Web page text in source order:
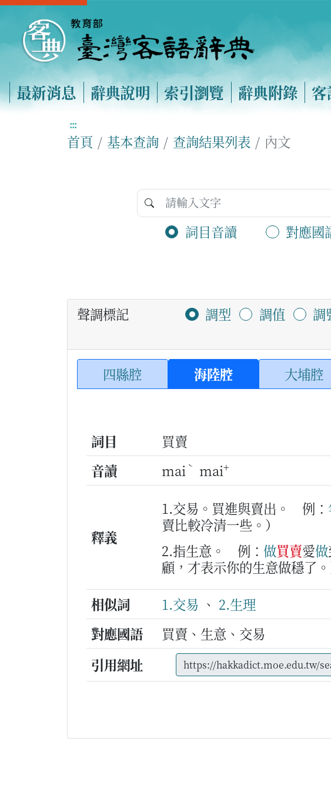
最新消息 辭典說明 索引瀏覽 辭典附錄
:::
首頁 基本查詢 查詢結果列表 內文
詞目音讀 對應國
聲調標記 調型 調值 調
四縣腔 海陸腔 大埔腔
詞目
買賣
音讀
mai ˋ mai+
釋義
1.交易。買進與賣出。 例：
賣比較冷清一些。）
2.指生意。
例： 做買賣愛做
顧，才表示你的生意做穩了。
相似詞
1.交易 、 2.生理
對應國語
買賣、生意、交易
引用網址